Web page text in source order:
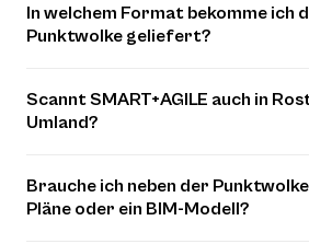
In welchem Format bekomme ich
Punktwolke geliefert?
Scannt SMART+AGILE auch in
Umland?
Brauche ich neben der
Pläne oder ein BIM-Modell?